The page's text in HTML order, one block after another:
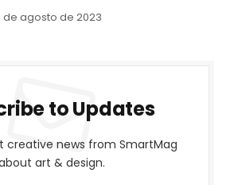
de agosto de 2023
to Updates
creative news from SmartMag
art & design.